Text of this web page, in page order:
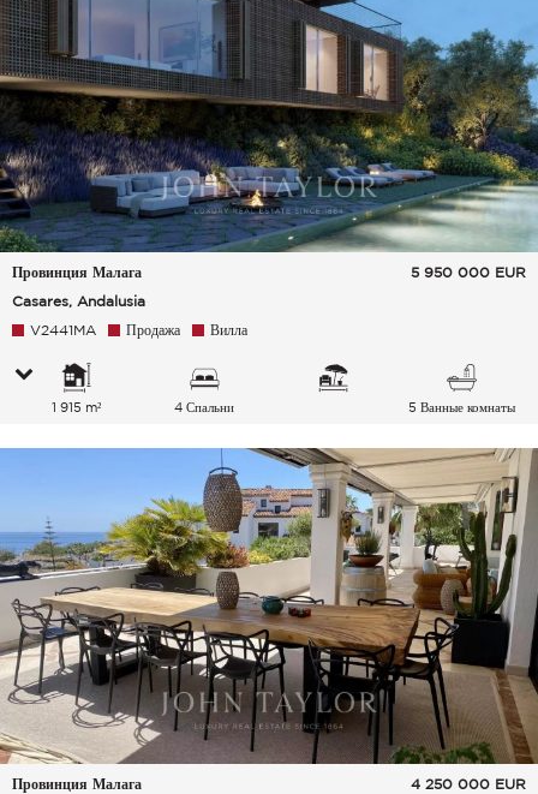
Провинция Малага
Casares, Andalusia
5 950 000 EUR
V2441MA Продажа Вилла
1 915 m² 4 Спальни 5 Ванные комнаты
Провинция Малага
4 250 000 EUR